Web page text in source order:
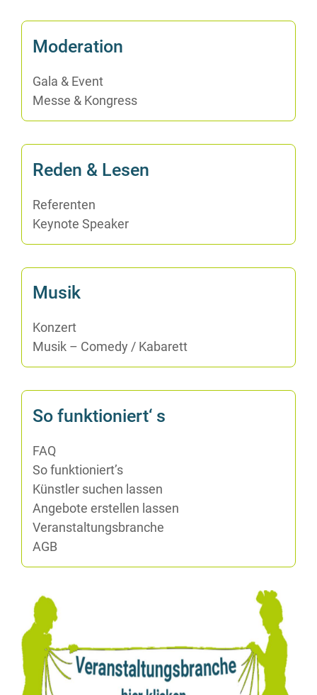
Mo­de­ra­ti­on
Ga­la & Event
Mes­se & Kongress
Re­den & Lesen
Re­fe­ren­ten
Key­note Speaker
Mu­sik
Kon­zert
Mu­sik – Co­me­dy /​ Ka­ba­rett
So funk­tio­niert‘ s
FAQ
So funktioniert’s
Künst­ler su­chen lassen
An­ge­bo­te er­stel­len lassen
Ver­an­stal­tungs­bran­che
AGB